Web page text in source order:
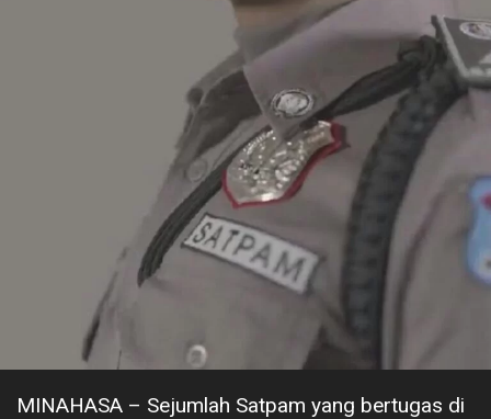
MINAHASA – Sejumlah Satpam yang bertugas di